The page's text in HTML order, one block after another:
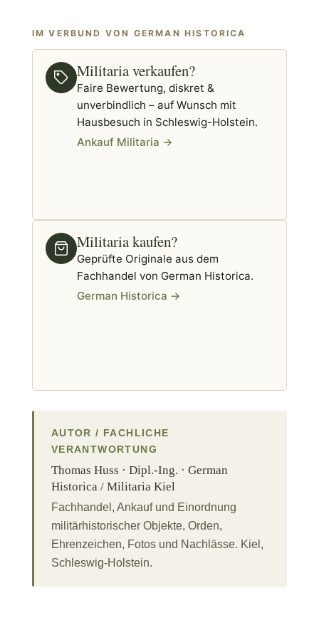
IM VERBUND VON GERMAN HISTORICA
Militaria verkaufen?
Faire Bewertung, diskret &
unverbindlich – auf Wunsch mit
Hausbesuch in Schleswig-Holstein.
Ankauf Militaria →
Militaria kaufen?
Geprüfte Originale aus dem
Fachhandel von German Historica.
German Historica →
AUTOR / FACHLICHE
VERANTWORTUNG
Thomas Huss · Dipl.-Ing. · German
Historica / Militaria Kiel
Fachhandel, Ankauf und Einordnung
militärhistorischer Objekte, Orden,
Ehrenzeichen, Fotos und Nachlässe. Kiel,
Schleswig-Holstein.